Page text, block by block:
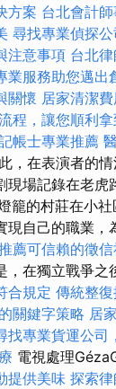
方案 台北會計
尋找專業偵探
注意事項 台北
業服務助您邁出
關懷 居家清潔
程，讓您順利
帳士專業推薦
，在表演者的
場記錄在老虎
的村莊在小
現自己的職業，
薦可信賴的徵
，在獨立戰爭之
合規定 傳統整
關鍵字策略 居
找專業貨運公司
電視處理
提供美味 探索